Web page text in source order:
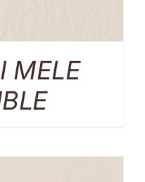
MELE